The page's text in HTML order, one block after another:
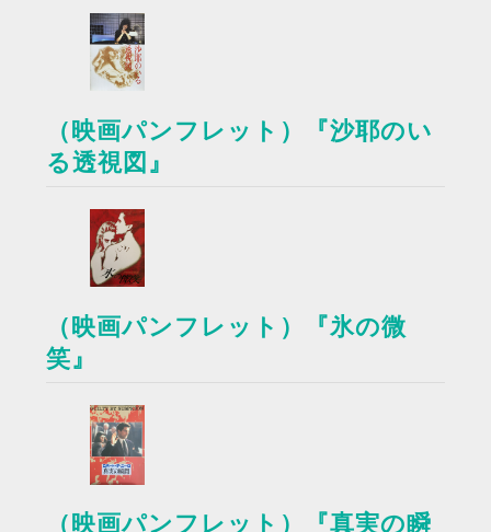
（映画パンフレット）『沙耶のい
る透視図』
（映画パンフレット）『氷の微
笑』
（映画パンフレット）『真実の瞬